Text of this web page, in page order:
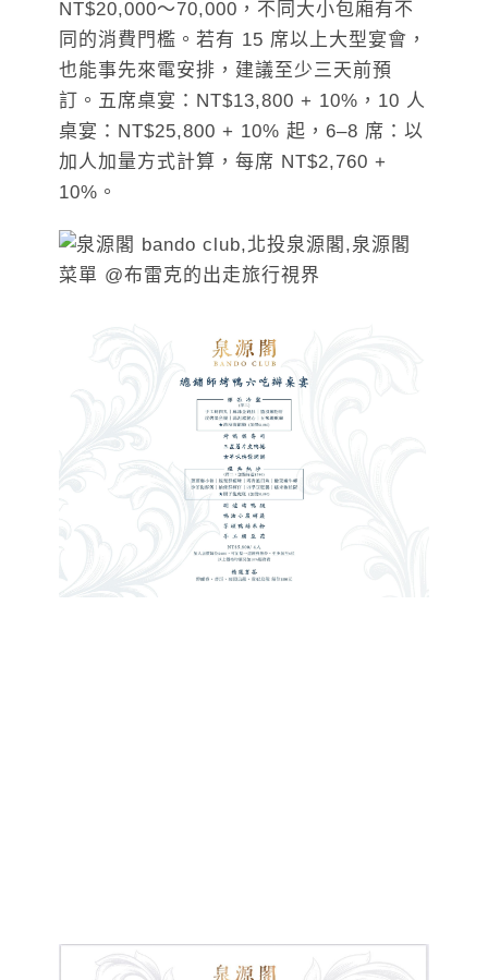
NT$20,000～70,000，不同大小包廂有不
同的消費門檻。若有 15 席以上大型宴會，
也能事先來電安排，建議至少三天前預
訂。五席桌宴：NT$13,800 + 10%，10 人
桌宴：NT$25,800 + 10% 起，6–8 席：以
加人加量方式計算，每席 NT$2,760 +
10%。